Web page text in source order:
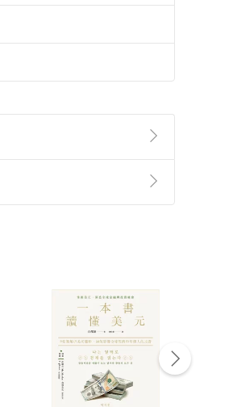
「非以有形媒介提供之數位
「申請取消訂單/ 退
完成訂單
Complete